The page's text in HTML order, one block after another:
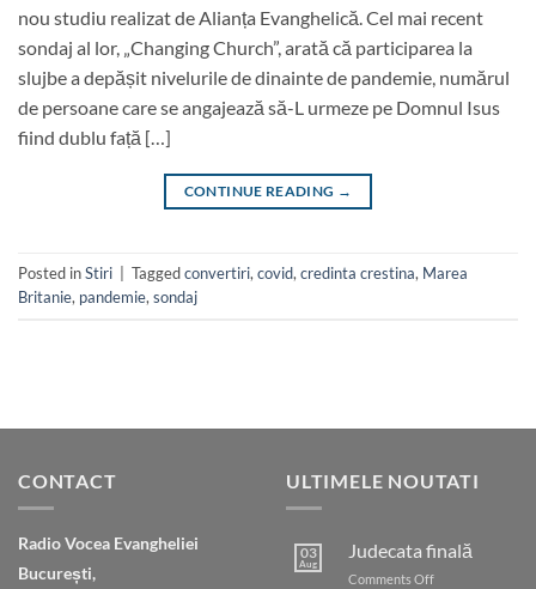
nou studiu realizat de Alianța Evanghelică. Cel mai recent
sondaj al lor, „Changing Church”, arată că participarea la
slujbe a depășit nivelurile de dinainte de pandemie, numărul
de persoane care se angajează să-L urmeze pe Domnul Isus
fiind dublu față […]
CONTINUE READING →
Posted inStiri Taggedconvertiri, covid, credinta crestina, Marea
Britanie, pandemie, sondaj
CONTACT
Radio Vocea Evangheliei
București,
ULTIMELE NOUTATI
03
Aug
Judecata finală
Comments Offon